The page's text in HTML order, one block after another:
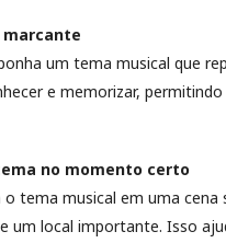
marcante
um tema musical que
e memorizar,
no momento certo
o tema musical em uma
um local importante. Isso